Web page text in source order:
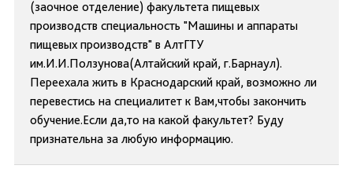
(заочное отделение) факультета пищевых
производств специальность "Машины и аппараты
пищевых производств" в АлтГТУ
им.И.И.Ползунова(Алтайский край, г.Барнаул).
Переехала жить в Краснодарский край, возможно ли
перевестись на специалитет к Вам,чтобы закончить
обучение.Если да,то на какой факультет? Буду
признательна за любую информацию.